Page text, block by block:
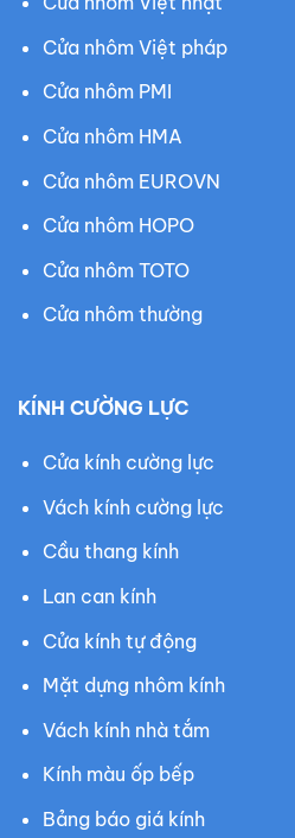
Cửa nhôm Việt pháp
Cửa nhôm PMI
Cửa nhôm HMA
Cửa nhôm EUROVN
Cửa nhôm HOPO
Cửa nhôm TOTO
Cửa nhôm thường
KÍNH CƯỜNG LỰC
Cửa kính cường lực
Vách kính cường lực
Cầu thang kính
Lan can kính
Cửa kính tự động
Mặt dựng nhôm kính
Vách kính nhà tắm
Kính màu ốp bếp
Bảng báo giá kính